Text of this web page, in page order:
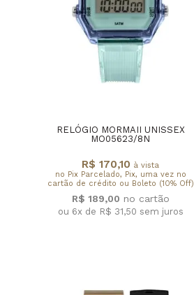
RELÓGIO MORMAII UNISSEX
MO05623/8N
R$ 170,10 à vista
no Pix Parcelado, Pix, uma vez no
cartão de crédito ou Boleto (10% Off)
R$ 189,00
ou 6x de R$ 31,50 sem juros